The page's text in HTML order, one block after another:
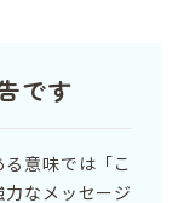
です
意味では「こ
なメッセージ